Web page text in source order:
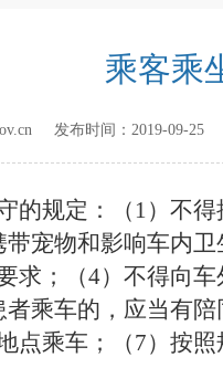
乘客乘
发布时间： 2019-09-25
的规定：（1）不
带宠物和影响车内
求；（4）不得向
者乘车的，应当有
点乘车；（7）按